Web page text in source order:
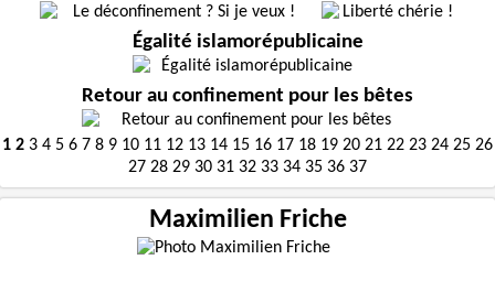
Égalité islamorépublicaine
Retour au confinement pour les bêtes
1 2 3 4 5 6 7 8 9 10 11 12 13 14 15 16 17 18 19 20 21 22 23 24 25 26
27 28 29 30 31 32 33 34 35 36 37
Maximilien Friche